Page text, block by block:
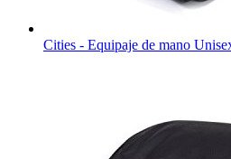
Cities - Equipaje de mano